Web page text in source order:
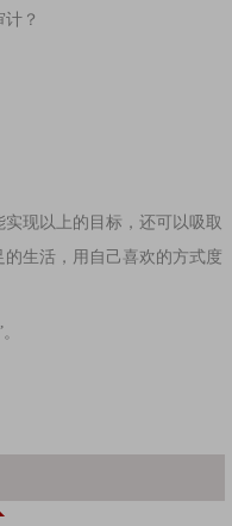
？
现以上的目标，还可以吸取
生活，用自己喜欢的方式度